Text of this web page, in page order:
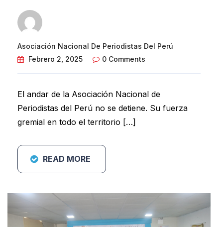
Asociación Nacional De Periodistas Del Perú
Febrero 2, 2025
0 Comments
El andar de la Asociación Nacional de
Periodistas del Perú no se detiene. Su fuerza
gremial en todo el territorio […]
READ MORE